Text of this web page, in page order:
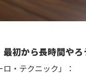
最初から長時間や
・テクニック」：